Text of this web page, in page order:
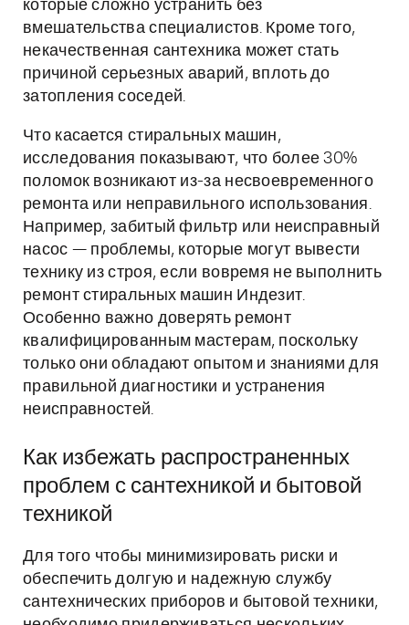
которые сложно устранить без
вмешательства специалистов. Кроме того,
некачественная сантехника может стать
причиной серьезных аварий, вплоть до
затопления соседей.
Что касается стиральных машин,
исследования показывают, что более 30%
поломок возникают из-за несвоевременного
ремонта или неправильного использования.
Например, забитый фильтр или неисправный
насос — проблемы, которые могут вывести
технику из строя, если вовремя не выполнить
ремонт стиральных машин Индезит.
Особенно важно доверять ремонт
квалифицированным мастерам, поскольку
только они обладают опытом и знаниями для
правильной диагностики и устранения
неисправностей.
Как избежать распространенных
проблем с сантехникой и бытовой
техникой
Для того чтобы минимизировать риски и
обеспечить долгую и надежную службу
сантехнических приборов и бытовой техники,